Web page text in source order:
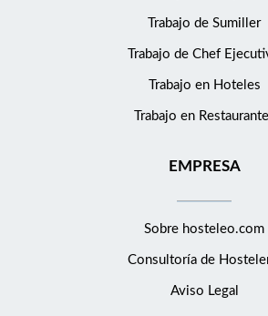
Trabajo de Sumiller
Trabajo de Chef
Trabajo en Hoteles
Trabajo en
EMPRESA
Sobre hosteleo.com
Consultoría de
Aviso Legal